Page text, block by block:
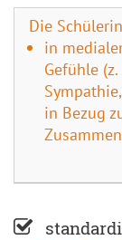
Die
in
Gefühle
in Bezug